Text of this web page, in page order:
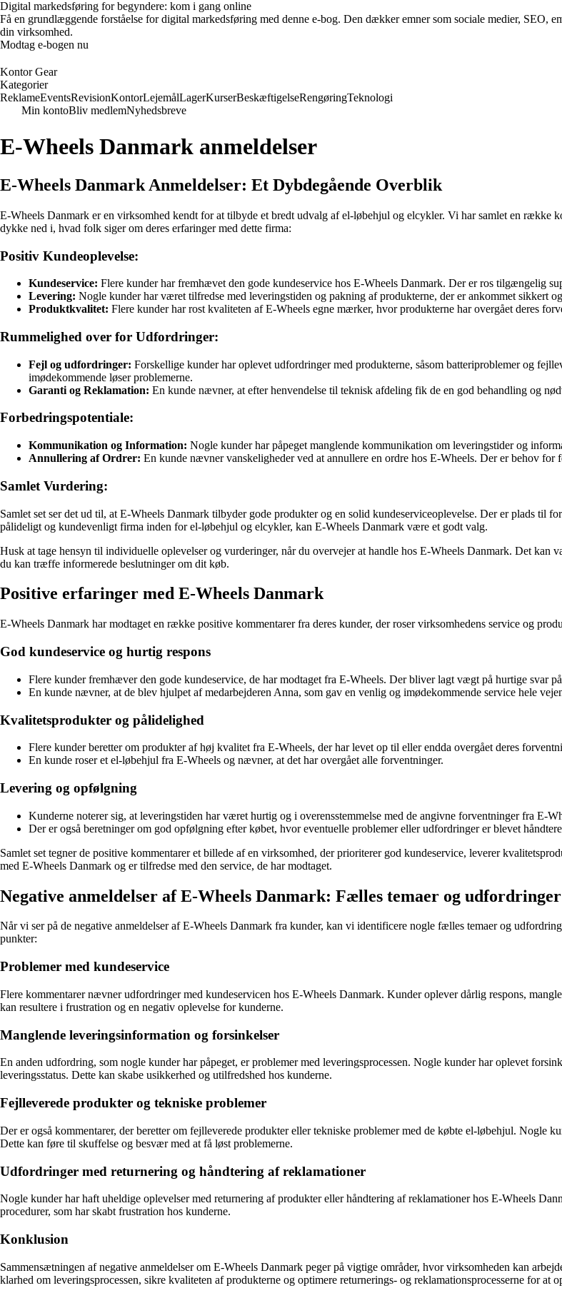
Digital markedsføring for begyndere: kom i gang online
Få en grundlæggende forståelse for digital markedsføring med denne e-bog. Den dækker emner som sociale medier, SEO,
din virksomhed.
Modtag e-bogen nu
Kontor Gear
Kategorier
ReklameEventsRevisionKontorLejemålLagerKurserBeskæftigelseRengøringTeknologi
Min kontoBliv medlemNyhedsbreve
E-Wheels Danmark anmeldelser
E-Wheels Danmark Anmeldelser: Et Dybdegående Overblik
E-Wheels Danmark er en virksomhed kendt for at tilbyde et bredt udvalg af el-løbehjul og elcykler. Vi har samlet en række
dykke ned i, hvad folk siger om deres erfaringer med dette firma:
Positiv Kundeoplevelse:
Kundeservice: Flere kunder har fremhævet den gode kundeservice hos E-Wheels Danmark. Der er ros tilgængelig
Levering: Nogle kunder har været tilfredse med leveringstiden og pakning af produkterne, der er ankommet sikkert
Produktkvalitet: Flere kunder har rost kvaliteten af E-Wheels egne mærker, hvor produkterne har overgået deres
Rummelighed over for Udfordringer:
Fejl og udfordringer: Forskellige kunder har oplevet udfordringer med produkterne, såsom batteriproblemer og
imødekommende løser problemerne.
Garanti og Reklamation: En kunde nævner, at efter henvendelse til teknisk afdeling fik de en god behandling og
Forbedringspotentiale:
Kommunikation og Information: Nogle kunder har påpeget manglende kommunikation om leveringstider og
Annullering af Ordrer: En kunde nævner vanskeligheder ved at annullere en ordre hos E-Wheels. Der er behov
Samlet Vurdering:
Samlet set ser det ud til, at E-Wheels Danmark tilbyder gode produkter og en solid kundeserviceoplevelse. Der er plads til
pålideligt og kundevenligt firma inden for el-løbehjul og elcykler, kan E-Wheels Danmark være et godt valg.
Husk at tage hensyn til individuelle oplevelser og vurderinger, når du overvejer at handle hos E-Wheels Danmark. Det kan
du kan træffe informerede beslutninger om dit køb.
Positive erfaringer med E-Wheels Danmark
E-Wheels Danmark har modtaget en række positive kommentarer fra deres kunder, der roser virksomhedens service og
God kundeservice og hurtig respons
Flere kunder fremhæver den gode kundeservice, de har modtaget fra E-Wheels. Der bliver lagt vægt på hurtige svar
En kunde nævner, at de blev hjulpet af medarbejderen Anna, som gav en venlig og imødekommende service hele
Kvalitetsprodukter og pålidelighed
Flere kunder beretter om produkter af høj kvalitet fra E-Wheels, der har levet op til eller endda overgået deres
En kunde roser et el-løbehjul fra E-Wheels og nævner, at det har overgået alle forventninger.
Levering og opfølgning
Kunderne noterer sig, at leveringstiden har været hurtig og i overensstemmelse med de angivne forventninger fra E-
Der er også beretninger om god opfølgning efter købet, hvor eventuelle problemer eller udfordringer er blevet
Samlet set tegner de positive kommentarer et billede af en virksomhed, der prioriterer god kundeservice, leverer
med E-Wheels Danmark og er tilfredse med den service, de har modtaget.
Negative anmeldelser af E-Wheels Danmark: Fælles temaer og udfordringer
Når vi ser på de negative anmeldelser af E-Wheels Danmark fra kunder, kan vi identificere nogle fælles temaer og
punkter:
Problemer med kundeservice
Flere kommentarer nævner udfordringer med kundeservicen hos E-Wheels Danmark. Kunder oplever dårlig respons,
kan resultere i frustration og en negativ oplevelse for kunderne.
Manglende leveringsinformation og forsinkelser
En anden udfordring, som nogle kunder har påpeget, er problemer med leveringsprocessen. Nogle kunder har oplevet
leveringsstatus. Dette kan skabe usikkerhed og utilfredshed hos kunderne.
Fejlleverede produkter og tekniske problemer
Der er også kommentarer, der beretter om fejlleverede produkter eller tekniske problemer med de købte el-løbehjul. Nogle
Dette kan føre til skuffelse og besvær med at få løst problemerne.
Udfordringer med returnering og håndtering af reklamationer
Nogle kunder har haft uheldige oplevelser med returnering af produkter eller håndtering af reklamationer hos E-Wheels
procedurer, som har skabt frustration hos kunderne.
Konklusion
Sammensætningen af negative anmeldelser om E-Wheels Danmark peger på vigtige områder, hvor virksomheden kan
klarhed om leveringsprocessen, sikre kvaliteten af produkterne og optimere returnerings- og reklamationsprocesserne for at